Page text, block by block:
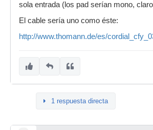
sola entrada (los pad serían mono,
El cable sería uno como éste:
http://www.thomann.de/es/
1 respuesta directa